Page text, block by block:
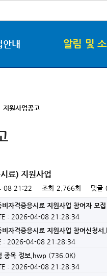
안내 알림 및
지원사업공고
료) 지원사업
08 21:22 조회 2,766회 댓글
자격증응시료 지원사업 참여자 모
: 2026-04-08 21:28:34
자격증응시료 지원사업 참여신청
: 2026-04-08 21:28:34
종목 정보.hwp (736.0K)
: 2026-04-08 21:28:34